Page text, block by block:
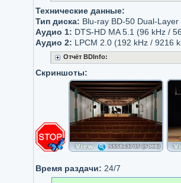
Технические данные:
Тип диска: Blu-ray BD-50 Dual-Layer
Аудио 1: DTS-HD MA 5.1 (96 kHz /
Аудио 2: LPCM 2.0 (192 kHz / 9216
Отчёт BDInfo:
Скриншоты:
Время раздачи: 24/7